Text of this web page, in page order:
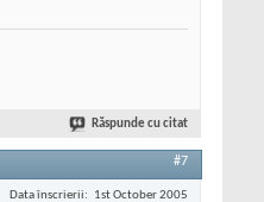
Răspunde cu citat
#7
Data înscrierii
1st October 2005